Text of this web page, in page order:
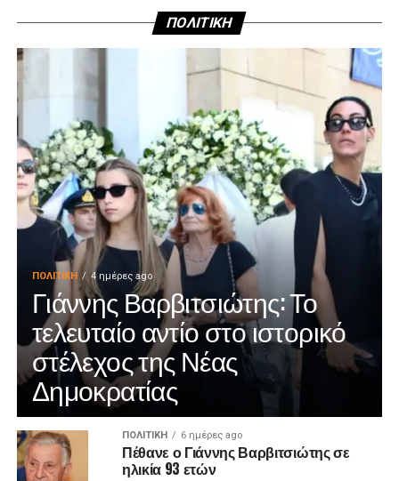
ΠΟΛΙΤΙΚΗ
ΠΟΛΙΤΙΚΉ 4 ημέρες ago
Γιάννης Βαρβιτσιώτης: Το
τελευταίο αντίο στο ιστορικό
στέλεχος της Νέας
Δημοκρατίας
ΠΟΛΙΤΙΚΉ 6 ημέρες ago
Πέθανε ο Γιάννης Βαρβιτσιώτης σε
ηλικία 93 ετών